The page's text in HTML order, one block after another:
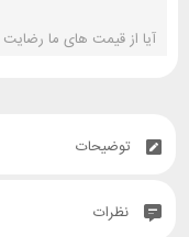
آیا از قیمت های ما رضایت
توضیحات
نظرات